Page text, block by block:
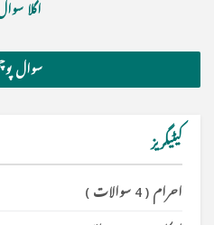
اگلا
سوال
کیٹیگریز
احرام ( 4 سوالات )